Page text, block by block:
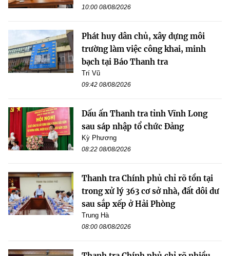
10:00 08/08/2026
Phát huy dân chủ, xây dựng môi
trường làm việc công khai, minh
bạch tại Báo Thanh tra
Trí Vũ
09:42 08/08/2026
Dấu ấn Thanh tra tỉnh Vĩnh Long
sau sáp nhập tổ chức Đảng
Kỳ Phương
08:22 08/08/2026
Thanh tra Chính phủ chỉ rõ tồn tại
trong xử lý 363 cơ sở nhà, đất dôi dư
sau sắp xếp ở Hải Phòng
Trung Hà
08:00 08/08/2026